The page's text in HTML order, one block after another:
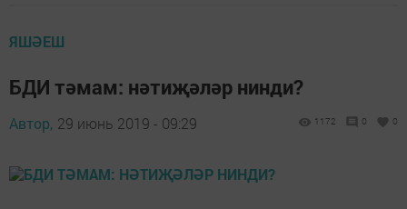
ЯШӘЕШ
БДИ тәмам: нәтиҗәләр нинди?
Автор, 29 июнь 2019 - 09:29 1172 0 0